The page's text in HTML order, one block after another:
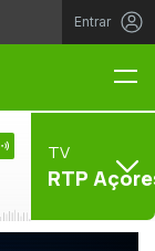
Entrar
TV
RTP